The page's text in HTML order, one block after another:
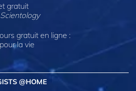
gratuit
gratuit en ligne :
la vie
@HOME